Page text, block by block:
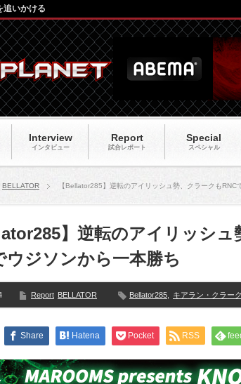
Interview
インタビュー
Report
試合レポート
Special
スペシャル
追いかける
BELLATOR 【Bellator285】逆転のアイリッシュ勢、クラークもRNC
】逆転のアイリッシュ
ウジソンから一本勝ち
Report BELLATOR Bellator285 キアラン・クラー
Share Hatena Pocket RSS